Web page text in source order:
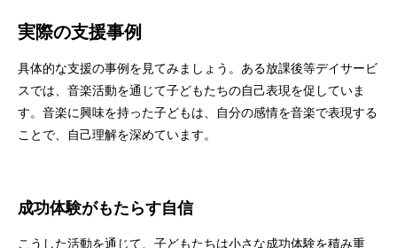
実際の支援事例
具体的な支援の事例を見てみましょう。ある放課後等デイサービ
スでは、音楽活動を通じて子どもたちの自己表現を促していま
す。音楽に興味を持った子どもは、自分の感情を音楽で表現する
ことで、自己理解を深めています。
成功体験がもたらす自信
こうした活動を通じて、子どもたちは小さな成功体験を積み重